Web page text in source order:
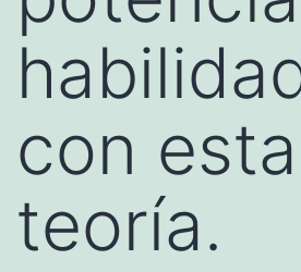
con esta
teoría.